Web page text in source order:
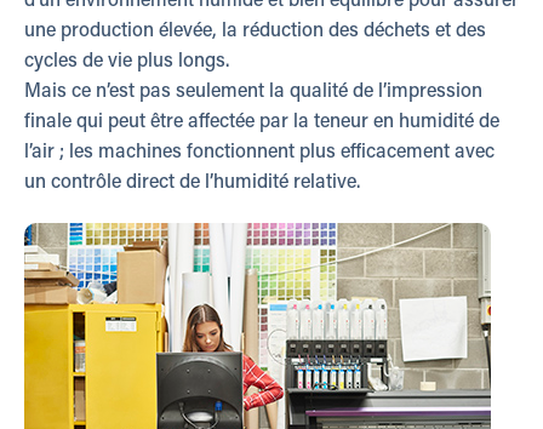
une production élevée, la réduction des déchets et des
cycles de vie plus longs.
Mais ce n’est pas seulement la qualité de l’impression
finale qui peut être affectée par la teneur en humidité de
l’air ; les machines fonctionnent plus efficacement avec
un contrôle direct de l’humidité relative.